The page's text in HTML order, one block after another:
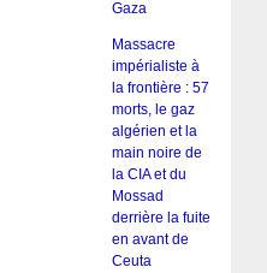
Gaza
Massacre
impérialiste à
la frontière : 57
morts, le gaz
algérien et la
main noire de
la CIA et du
Mossad
derrière la fuite
en avant de
Ceuta